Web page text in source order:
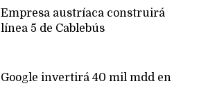
Empresa austríaca construirá
línea 5 de Cablebús
Google invertirá 40 mil mdd en